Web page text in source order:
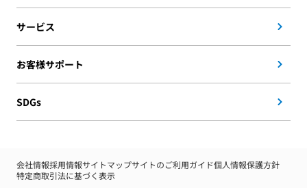
サービス
お客様サポート
SDGs
会社情報採用情報サイトマップサイトのご利用ガイド個人情報保護方針
特定商取引法に基づく表示